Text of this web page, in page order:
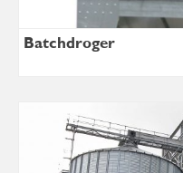
Batchdroger